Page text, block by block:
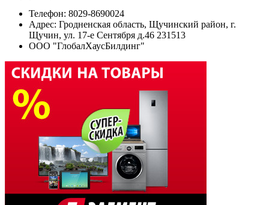
Телефон: 8029-8690024
Адрес: Гродненская область, Щучинский район, г.
Щучин, ул. 17-е Сентября д.46 231513
ООО "ГлобалХаусБилдинг"